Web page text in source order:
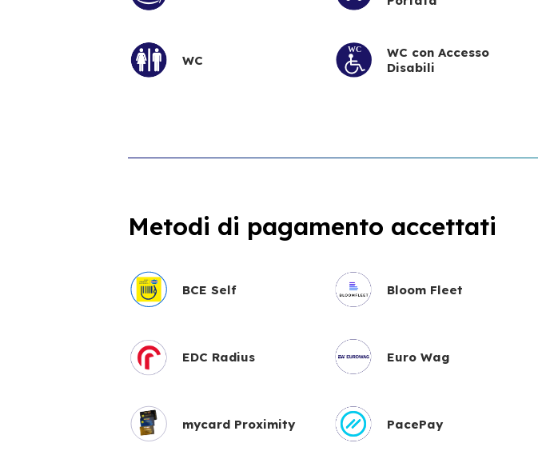
WC
WC con Accesso
Disabili
Metodi di pagamento accettati
BCE Self Bloom Fleet
EDC Radius Euro Wag
mycard Proximity PacePay